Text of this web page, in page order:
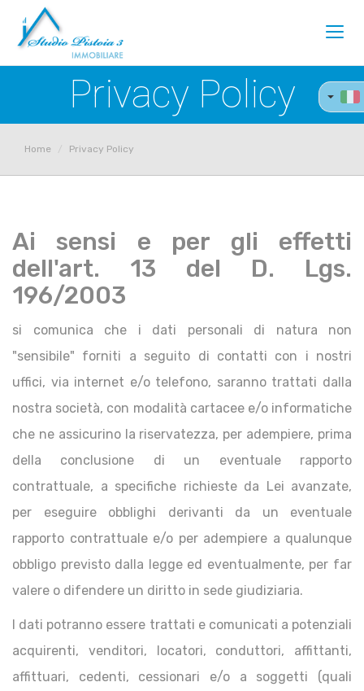
Privacy Policy
Home Privacy Policy
Ai sensi e per gli effetti
dell'art. 13 del D. Lgs.
196/2003
si comunica che i dati personali di natura non
"sensibile" forniti a seguito di contatti con i nostri
uffici, via internet e/o telefono, saranno trattati dalla
nostra società, con modalità cartacee e/o informatiche
che ne assicurino la riservatezza, per adempiere, prima
della conclusione di un eventuale rapporto
contrattuale, a specifiche richieste da Lei avanzate,
per eseguire obblighi derivanti da un eventuale
rapporto contrattuale e/o per adempiere a qualunque
obbligo previsto dalla legge ed eventualmente, per far
valere o difendere un diritto in sede giudiziaria.
I dati potranno essere trattati e comunicati a potenziali
acquirenti, venditori, locatori, conduttori, affittanti,
affittuari, cedenti, cessionari e/o a soggetti (quali